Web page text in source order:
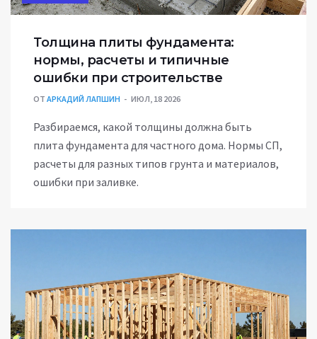
Толщина плиты фундамента:
нормы, расчеты и типичные
ошибки при строительстве
ОТ АРКАДИЙ ЛАПШИН ИЮЛ, 18 2026
Разбираемся, какой толщины должна быть
плита фундамента для частного дома. Нормы СП,
расчеты для разных типов грунта и материалов,
ошибки при заливке.